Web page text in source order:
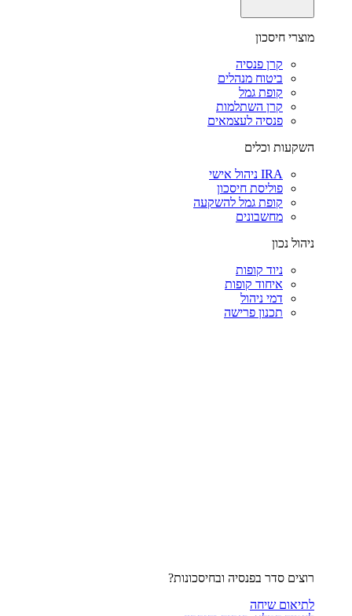
מוצרי חיסכון
קרן פנסיה
ביטוח מנהלים
קופת גמל
קרן השתלמות
פנסיה לעצמאים
השקעות וכלים
IRA ניהול אישי
פוליסת חיסכון
קופת גמל להשקעה
מחשבונים
ניהול נכון
ניוד קופות
איחוד קופות
דמי ניהול
תכנון פרישה
רוצים סדר בפנסיה ובחיסכונות?
לתיאום שיחה